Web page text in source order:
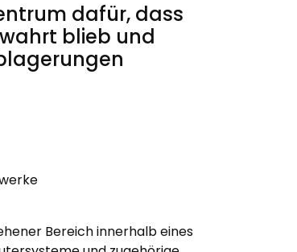
dafür, dass
blieb und
Bereich innerhalb eines